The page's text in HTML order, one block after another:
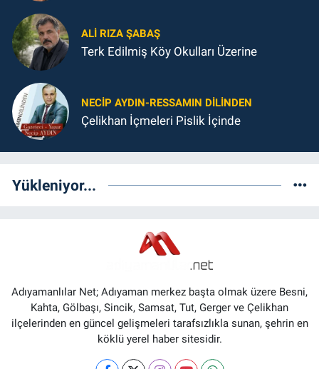
ALI RIZA ŞABAŞ
Terk Edilmiş Köy Okulları Üzerine
NECIP AYDIN-RESSAMIN DILINDEN
Çelikhan İçmeleri Pislik İçinde
Yükleniyor...
Adıyamanlılar Net; Adıyaman merkez başta olmak üzere Besni,
Kahta, Gölbaşı, Sincik, Samsat, Tut, Gerger ve Çelikhan
ilçelerinden en güncel gelişmeleri tarafsızlıkla sunan, şehrin en
köklü yerel haber sitesidir.